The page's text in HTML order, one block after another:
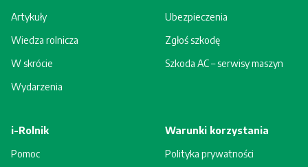
Artykuły
Wiedza rolnicza
W skrócie
Wydarzenia
Ubezpieczenia
Zgłoś szkodę
Szkoda AC – serwisy maszyn
i-Rolnik
Pomoc
Warunki korzystania
Polityka prywatności